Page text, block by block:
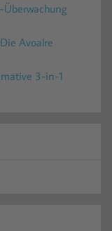
Überwachung
Avoalre
3-in-1